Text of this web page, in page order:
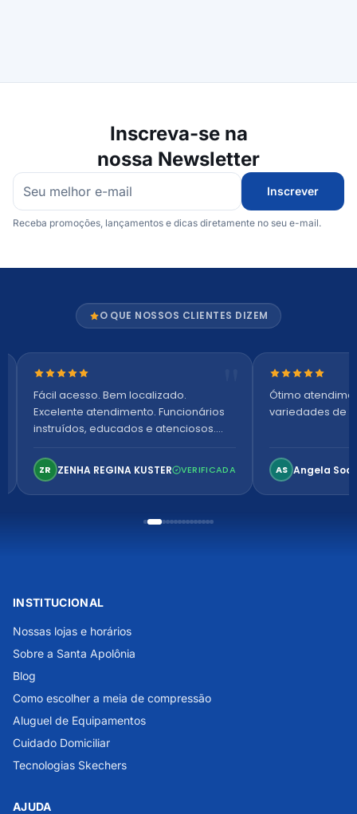
Inscreva-se na
nossa Newsletter
Inscrever
Receba promoções, lançamentos e dicas diretamente no seu e-mail.
O QUE NOSSOS CLIENTES DIZEM
Nota 5 de 5 estrelas
Fácil acesso. Bem localizado.
Excelente atendimento. Funcionários
instruídos, educados e atenciosos.
confortável. Perfeito!
ZR ZENHA REGINA KUSTER VERIFICADA
Nota 5 de 5
Ótimo
variedades de
AS Angela
INSTITUCIONAL
Nossas lojas e horários
Sobre a Santa Apolônia
Blog
Como escolher a meia de compressão
Aluguel de Equipamentos
Cuidado Domiciliar
Tecnologias Skechers
AJUDA